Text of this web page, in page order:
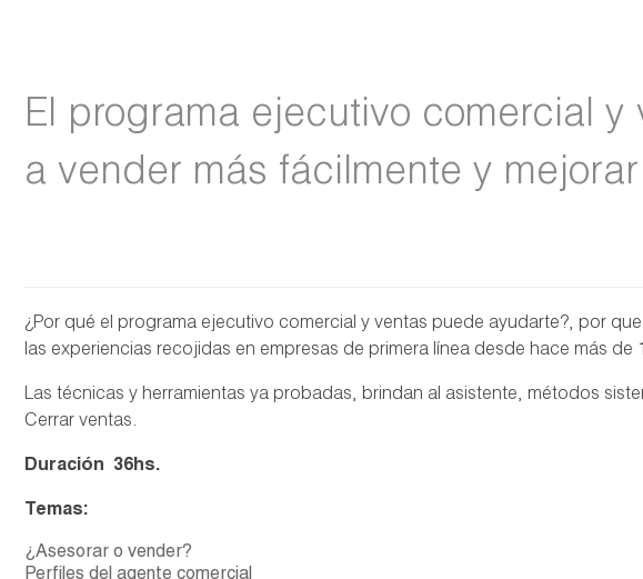
El programa ejecutivo comercial y
a vender más fácilmente y
¿Por qué el programa ejecutivo comercial y ventas puede ayudarte?, por
las experiencias recojidas en empresas de primera línea desde hace más
Las técnicas y herramientas ya probadas, brindan al asistente, métodos
Cerrar ventas.
Duración 36hs.
Temas:
¿Asesorar o vender?